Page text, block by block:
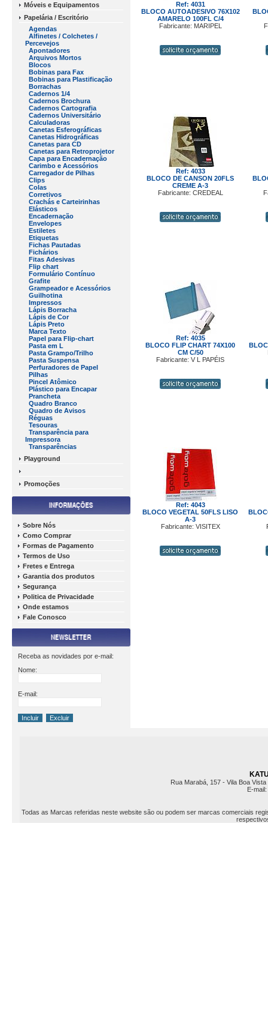
Móveis e Equipamentos
Papelária / Escritório
Agendas
Alfinetes / Colchetes /
Percevejos
Apontadores
Arquivos Mortos
Blocos
Bobinas para Fax
Bobinas para Plastificação
Borrachas
Cadernos 1/4
Cadernos Brochura
Cadernos Cartografia
Cadernos Universitário
Calculadoras
Canetas Esferográficas
Canetas Hidrográficas
Canetas para CD
Canetas para Retroprojetor
Capa para Encadernação
Carimbo e Acessórios
Carregador de Pilhas
Clips
Colas
Corretivos
Crachás e Carteirinhas
Elásticos
Encadernação
Envelopes
Estiletes
Etiquetas
Fichas Pautadas
Fichários
Fitas Adesivas
Flip chart
Formulário Contínuo
Grafite
Grampeador e Acessórios
Guilhotina
Impressos
Lápis Borracha
Lápis de Cor
Lápis Preto
Marca Texto
Papel para Flip-chart
Pasta em L
Pasta Grampo/Trilho
Pasta Suspensa
Perfuradores de Papel
Pilhas
Pincel Atômico
Plástico para Encapar
Prancheta
Quadro Branco
Quadro de Avisos
Réguas
Tesouras
Transparência para
Impressora
Transparências
Playground
Promoções
Sobre Nós
Como Comprar
Formas de Pagamento
Termos de Uso
Fretes e Entrega
Garantia dos produtos
Segurança
Politica de Privacidade
Onde estamos
Fale Conosco
Receba as novidades por e-mail:
Nome:
E-mail:
Ref: 4031
BLOCO AUTOADESIVO 76X102
AMARELO 100FL C/4
Fabricante: MARIPEL
Ref: 4033
BLOCO DE CANSON 20FLS
CREME A-3
Fabricante: CREDEAL
Ref: 4035
BLOCO FLIP CHART 74X100
CM C/50
Fabricante: V L PAPÉIS
Ref: 4043
BLOCO VEGETAL 50FLS LISO
A-3
Fabricante: VISITEX
Rua Marabá, 157 - Vila Boa
E-mail:
Todas as Marcas referidas neste website são ou podem ser marcas comerciais